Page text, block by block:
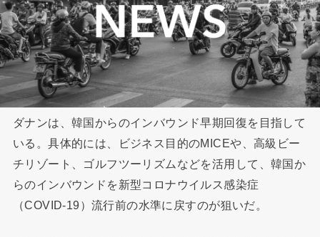
ダナンは、韓国からのインバウンド早期回復を目指して
いる。具体的には、ビジネス目的のMICEや、高級ビー
チリゾート、ゴルフツーリズムなどを活用して、韓国か
らのインバウンドを新型コロナウイルス感染症
（COVID-19）流行前の水準に戻すのが狙いだ。